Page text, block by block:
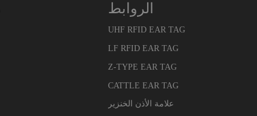
الروابط
UHF RFID EAR TAG
LF RFID EAR TAG
Z-TYPE EAR TAG
CATTLE EAR TAG
علامة الأذن الخنزير